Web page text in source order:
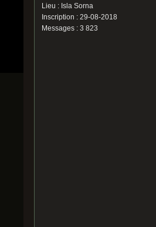
Lieu : Isla Sorna
Inscription : 29-08-2018
Messages : 3 823